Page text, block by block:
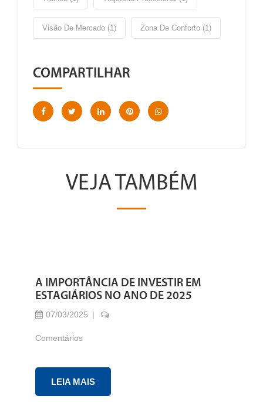
Visão De Mercado (1) Zona De Conforto (1)
COMPARTILHAR
VEJA TAMBÉM
A IMPORTÂNCIA DE INVESTIR EM
ESTAGIÁRIOS NO ANO DE 2025
07/03/2025
Comentários
LEIA MAIS